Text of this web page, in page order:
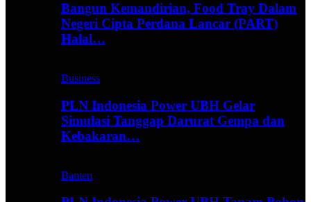
Bangun Kemandirian, Food Tray Dalam
Negeri Cipta Perdana Lancar (PART)
Halal…
Business
PLN Indonesia Power UBH Gelar
Simulasi Tanggap Darurat Gempa dan
Kebakaran…
Banten